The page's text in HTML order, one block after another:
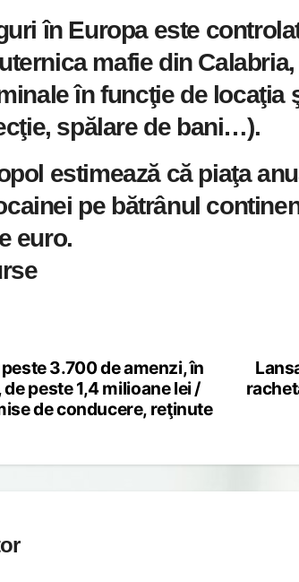
în Europa este
mafie din
în funcţie de locaţia
spălare de bani…).
estimează că piaţa
pe bătrânul
euro.
3.700 de amenzi, în
peste 1,4 milioane lei /
de conducere, reţinute